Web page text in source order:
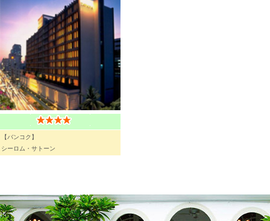
【バンコク】
シーロム・サトーン